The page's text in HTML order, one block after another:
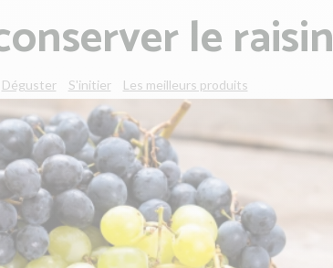
le raisin
Déguster S'initier Les meilleurs produits